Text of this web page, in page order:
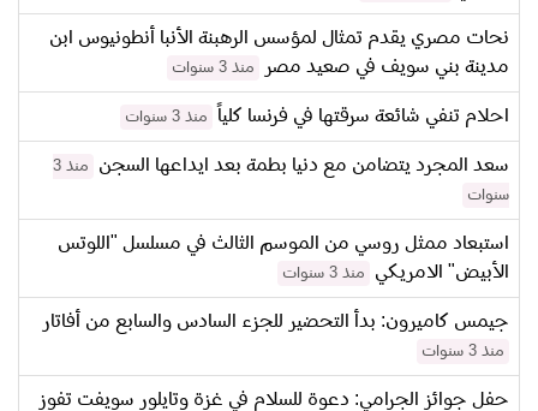
نحات مصري يقدم تمثال لمؤسس الرهبنة الأنبا أنطونيوس ابن
مدينة بني سويف في صعيد مصر
منذ 3 سنوات
احلام تنفي شائعة سرقتها في فرنسا كلياً منذ 3 سنوات
سعد المجرد يتضامن مع دنيا بطمة بعد ايداعها السجن
منذ 3
سنوات
استبعاد ممثل روسي من الموسم الثالث في مسلسل "اللوتس
الأبيض" الامريكي
منذ 3 سنوات
جيمس كاميرون: بدأ التحضير للجزء السادس والسابع من أفاتار
منذ 3 سنوات
حفل جوائز الجرامي: دعوة للسلام في غزة وتايلور سويفت تفوز